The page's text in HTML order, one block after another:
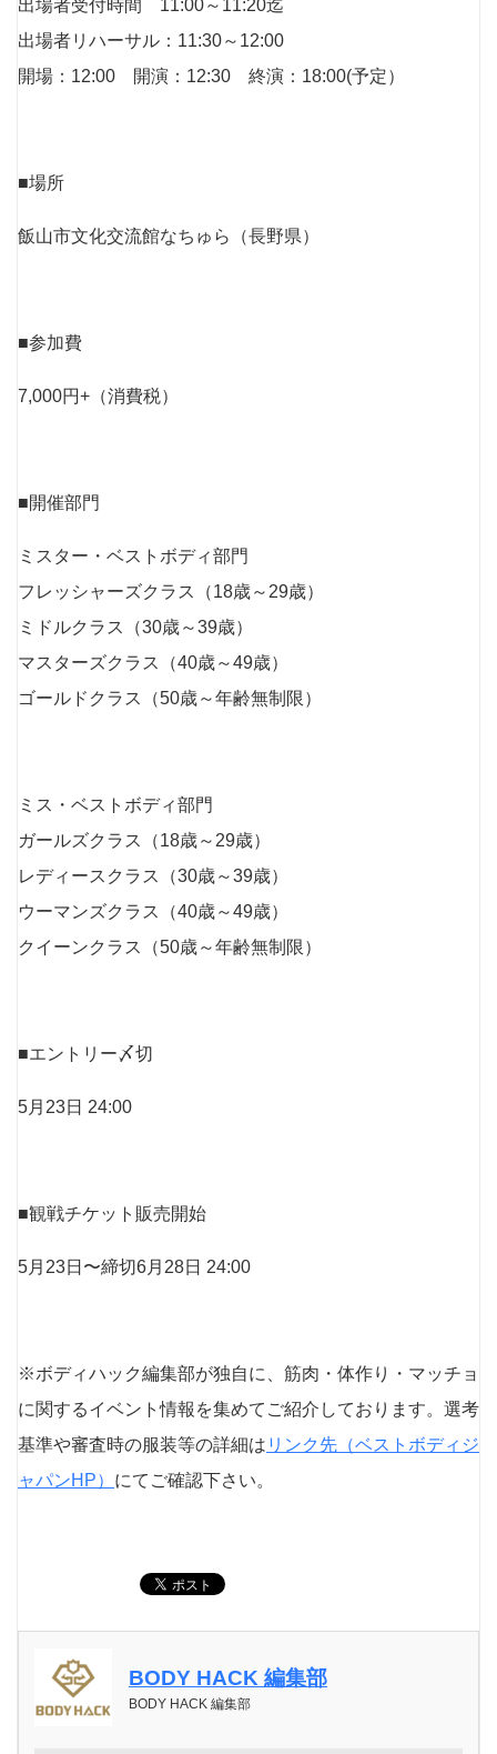
出場者受付時間 11:00～11:20迄
出場者リハーサル：11:30～12:00
開場：12:00 開演：12:30 終演：18:00(予定）
■場所
飯山市文化交流館なちゅら（長野県）
■参加費
7,000円+（消費税）
■開催部門
ミスター・ベストボディ部門
フレッシャーズクラス（18歳～29歳）
ミドルクラス（30歳～39歳）
マスターズクラス（40歳～49歳）
ゴールドクラス（50歳～年齢無制限）
ミス・ベストボディ部門
ガールズクラス（18歳～29歳）
レディースクラス（30歳～39歳）
ウーマンズクラス（40歳～49歳）
クイーンクラス（50歳～年齢無制限）
■エントリー〆切
5⽉23⽇ 24:00
■観戦チケット販売開始
5⽉23⽇〜締切6⽉28⽇ 24:00
※ボディハック編集部が独自に、筋肉・体作り・マッチョ
に関するイベント情報を集めてご紹介しております。選考
基準や審査時の服装等の詳細は リンク先（ベストボディジ
ャパンHP） にてご確認下さい。
BODY HACK 編集部
BODY HACK 編集部